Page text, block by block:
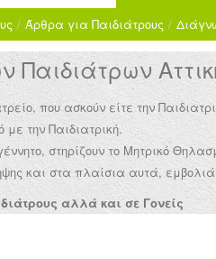
/ Άρθρα για Παιδιάτρους /
που ασκούν είτε την
με την Παιδιατρική.
στηρίζουν το Μητρικό
και στα πλαίσια αυτά,
αλλά και σε Γονείς